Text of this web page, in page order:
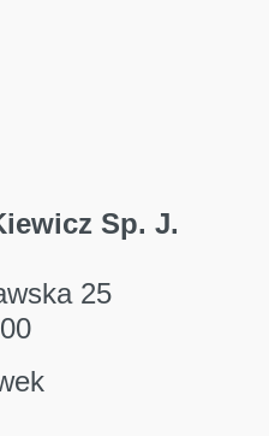
28
Sp. J.